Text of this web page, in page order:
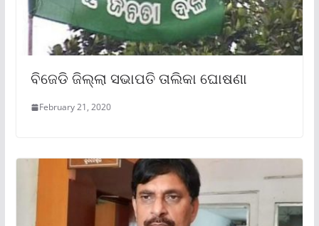
ବିଜେଡି ଜିଲ୍ଲା ସଭାପତି ତାଲିକା ଘୋଷଣା
February 21, 2020